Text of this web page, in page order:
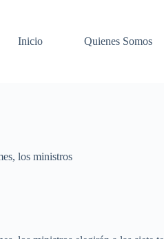
Inicio
Quienes Somos
los ministros